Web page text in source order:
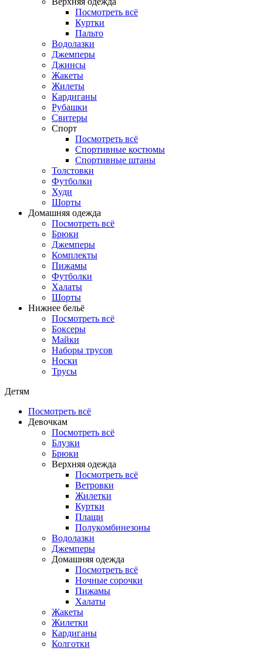
Посмотреть всё
Куртки
Пальто
Водолазки
Джемперы
Джинсы
Жакеты
Жилеты
Кардиганы
Рубашки
Свитеры
Спорт
Посмотреть всё
Спортивные костюмы
Спортивные штаны
Толстовки
Футболки
Худи
Шорты
Домашняя одежда
Посмотреть всё
Брюки
Джемперы
Комплекты
Пижамы
Футболки
Халаты
Шорты
Нижнее бельё
Посмотреть всё
Боксеры
Майки
Наборы трусов
Носки
Трусы
Детям
Посмотреть всё
Девочкам
Посмотреть всё
Блузки
Брюки
Верхняя одежда
Посмотреть всё
Ветровки
Жилетки
Куртки
Плащи
Полукомбинезоны
Водолазки
Джемперы
Домашняя одежда
Посмотреть всё
Ночные сорочки
Пижамы
Халаты
Жакеты
Жилетки
Кардиганы
Колготки